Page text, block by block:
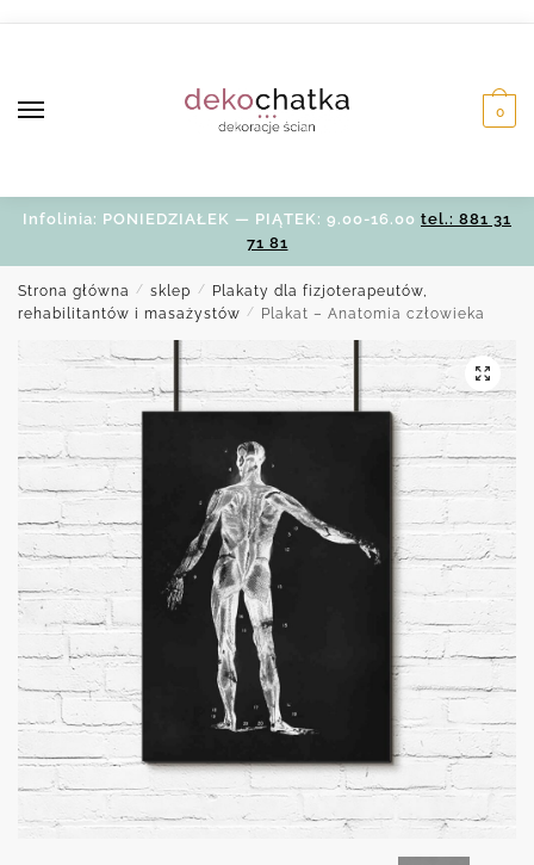
0
Infolinia: PONIEDZIAŁEK — PIĄTEK: 9.00-16.00 tel.: 881 31
71 81
Strona główna / sklep /
Plakaty dla fizjoterapeutów,
rehabilitantów i masażystów
/ Plakat – Anatomia człowieka